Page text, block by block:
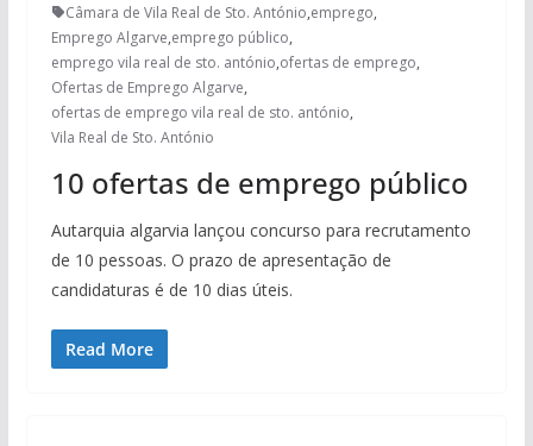
Câmara de Vila Real de Sto. António,emprego,
Emprego Algarve,emprego público,
emprego vila real de sto. antónio,ofertas de emprego,
Ofertas de Emprego Algarve,
ofertas de emprego vila real de sto. antónio,
Vila Real de Sto. António
10 ofertas de emprego público
Autarquia algarvia lançou concurso para recrutamento
de 10 pessoas. O prazo de apresentação de
candidaturas é de 10 dias úteis.
Read More